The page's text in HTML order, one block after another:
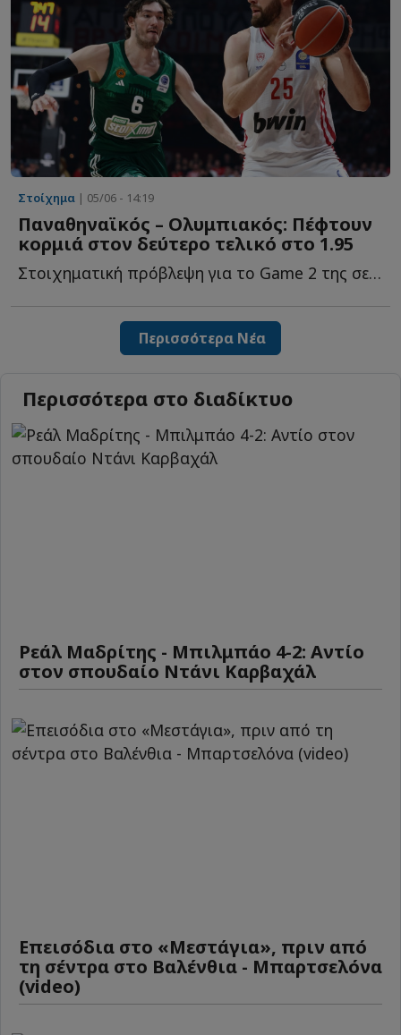
Στοίχημα | 05/06 - 14:19
Παναθηναϊκός – Ολυμπιακός: Πέφτουν
κορμιά στον δεύτερο τελικό στο 1.95
Στοιχηματική πρόβλεψη για το Game 2 της σειράς των τ...
Περισσότερα Νέα
Περισσότερα στο διαδίκτυο
Ρεάλ Μαδρίτης - Μπιλμπάο 4-2: Αντίο
στον σπουδαίο Ντάνι Καρβαχάλ
Επεισόδια στο «Μεστάγια», πριν από
τη σέντρα στο Βαλένθια - Μπαρτσελόνα
(video)